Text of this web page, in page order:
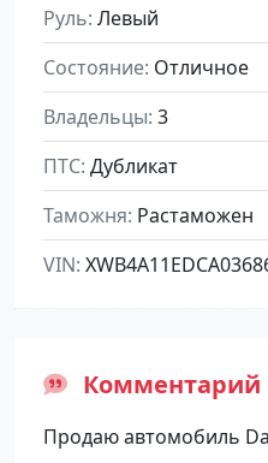
Руль Левый
Состояние Отличное
Владельцы 3
ПТС Дубликат
Таможня Растаможен
VIN
Комментарий
Прoдаю aвтомобиль